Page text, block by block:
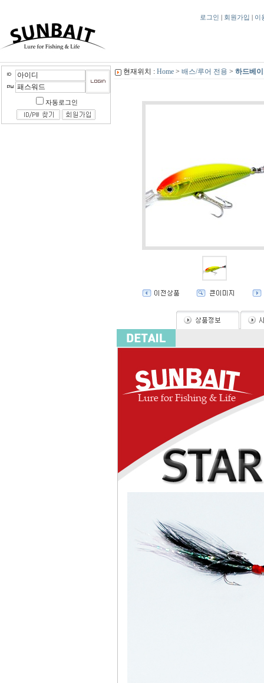
로그인 회원가입 이
자동로그인
현재위치 : Home > 배스/루어 전용 > 하드베